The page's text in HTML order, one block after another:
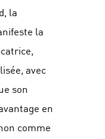
la
la
avec
son
en
comme